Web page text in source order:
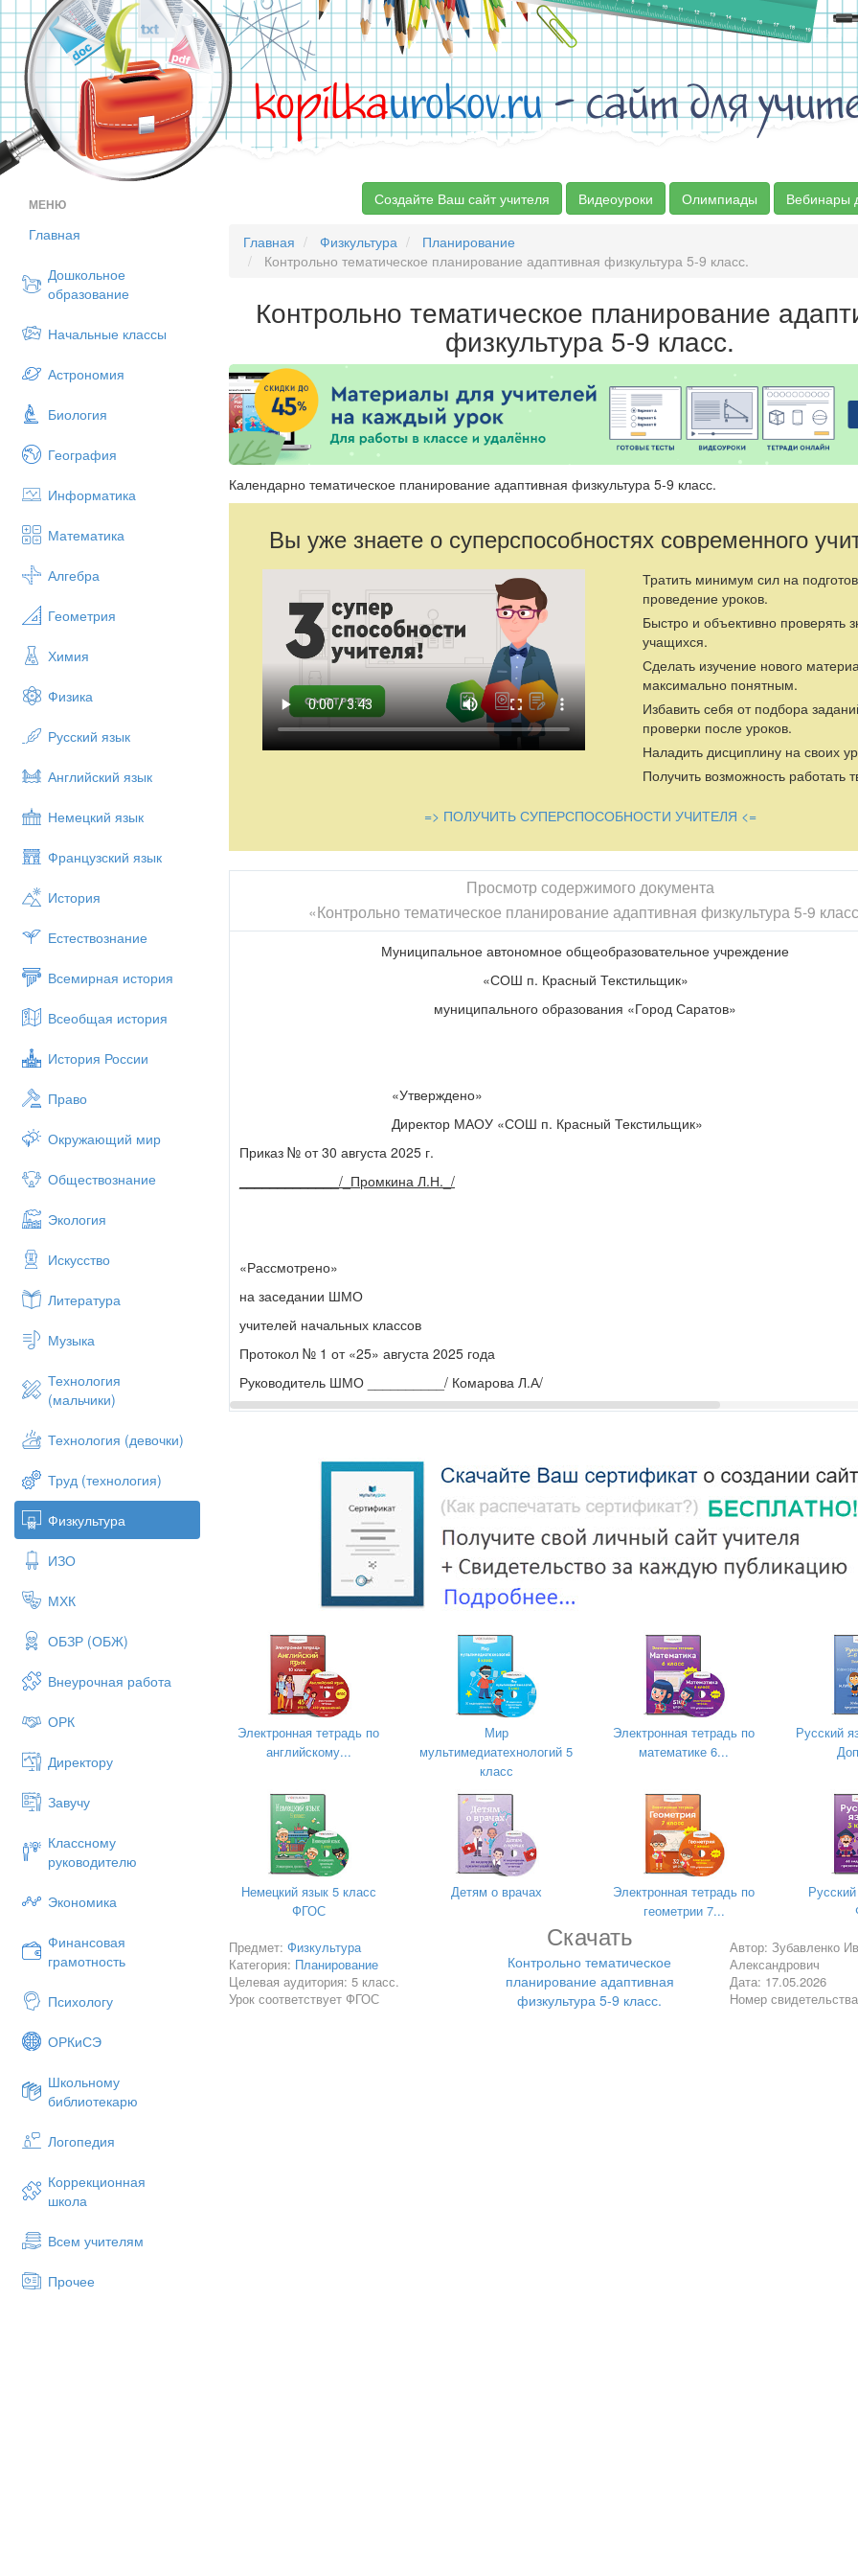
kopilkaurokov.ru- сайт для
МЕНЮ
Главная
Дошкольное
образование
Начальные классы
Астрономия
Биология
География
Информатика
Математика
Алгебра
Геометрия
Химия
Физика
Русский язык
Английский язык
Немецкий язык
Французский язык
История
Естествознание
Всемирная история
Всеобщая история
История России
Право
Окружающий мир
Обществознание
Экология
Искусство
Литература
Музыка
Технология
(мальчики)
Технология (девочки)
Труд (технология)
Физкультура
ИЗО
МХК
ОБЗР (ОБЖ)
Внеурочная работа
ОРК
Директору
Завучу
Классному
руководителю
Экономика
Финансовая
грамотность
Психологу
ОРКиСЭ
Школьному
библиотекарю
Логопедия
Коррекционная
школа
Всем учителям
Прочее
Создайте Ваш сайт учителя Видеоуроки Олимпиады Вебинары
Главная Физкультура
Планирование
Контрольно тематическое планирование адаптивная физкультура 5-9 класс.
Контрольно тематическое планирование
физкультура 5-9 класс.
Календарно тематическое планирование адаптивная физкультура 5-9 класс.
Вы уже знаете о суперспособностях современного
Тратить минимум сил на
проведение уроков.
Быстро и объективно проверять
учащихся.
Сделать изучение нового
максимально понятным.
Избавить себя от подбора
проверки после уроков.
Наладить дисциплину на своих
Получить возможность работать
=> ПОЛУЧИТЬ СУПЕРСПОСОБНОСТИ УЧИТЕЛЯ <=
Просмотр содержимого документа
«Контрольно тематическое планирование адаптивная физкультура 5-9
Муниципальное автономное общеобразовательное учреждение
«СОШ п. Красный Текстильщик»
муниципального образования «Город Саратов»
«Утверждено»
Директор МАОУ «СОШ п. Красный Текстильщик»
Приказ № от 30 августа 2025 г.
_____________/_Промкина Л.Н._/
«Рассмотрено»
на заседании ШМО
учителей начальных классов
Протокол № 1 от «25» августа 2025 года
Руководитель ШМО __________/ Комарова Л.А/
«СОГЛАСОВАНО»
Заместитель директора по УВР МАОУ
«СОШ п. Красный Текстильщик»
_____________/Невесенко В.В./
Протокол №1 от 26.08. 2025 г.
КАЛЕНДАРНО-ТЕМАТИЧЕСКОЕ ПЛАНИРОВАНИЕ
учебному предмету Адаптивная физическая культура
НА2025-2026 УЧЕБНЫЙ ГОД
Составитель:
Зубавленко Иван
Электронная тетрадь по
английскому...
Мир
мультимедиатехнологий 5
класс
Электронная тетрадь по
математике 6...
Русский
Немецкий язык 5 класс
ФГОС
Детям о врачах
Электронная тетрадь по
геометрии 7...
Предмет: Физкультура
Категория: Планирование
Целевая аудитория: 5 класс.
Урок соответствует ФГОС
Скачать
Контрольно тематическое
планирование адаптивная
физкультура 5-9 класс.
Автор: Зубавленко
Александрович
Дата: 17.05.2026
Номер